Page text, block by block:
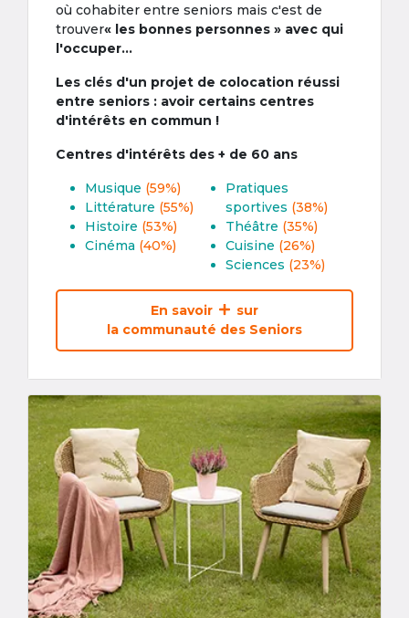
où cohabiter entre seniors mais c'est de
trouver« les bonnes personnes » avec qui
l'occuper...
Les clés d'un projet de colocation réussi
entre seniors : avoir certains centres
d'intérêts en commun !
Centres d'intérêts des + de 60 ans
Musique (59%)
Littérature (55%)
Histoire (53%)
Cinéma (40%)
Pratiques
sportives (38%)
Théâtre (35%)
Cuisine (26%)
Sciences (23%)
En savoir
sur
la communauté des Seniors